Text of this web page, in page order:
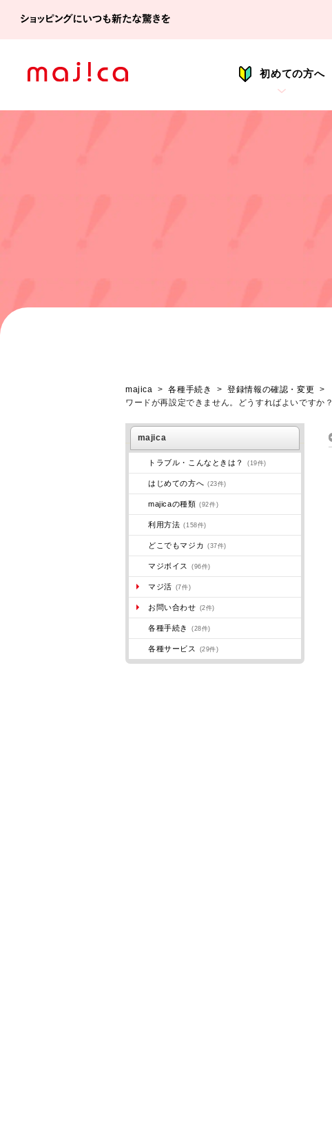
初めての方へ
majica > 各種手続き > 登録情報の確認・変更 >
ワードが再設定できません。どうすればよいですか？
majica
トラブル・こんなときは？ (19件)
はじめての方へ (23件)
majicaの種類 (92件)
利用方法 (158件)
どこでもマジカ (37件)
マジボイス (96件)
マジ活 (7件)
お問い合わせ (2件)
各種手続き (28件)
各種サービス (29件)